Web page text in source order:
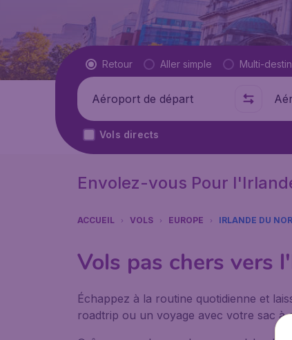
Type de vol
Retour Aller simple Multi-
Départ de Où
Vols directs
Envolez-vous Pour
ACCUEIL VOLS EUROPE IRLANDE DU
Vols pas chers vers
Échappez à la routine quotidienne et
roadtrip ou un voyage avec votre sac